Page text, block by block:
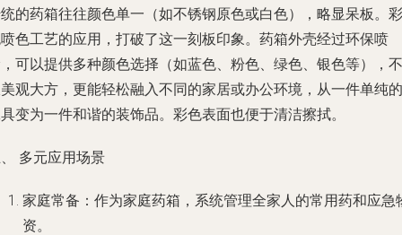
的药箱往往颜色单一（如不锈钢原色或白色），略显呆板。彩
色工艺的应用，打破了这一刻板印象。药箱外壳经过环保喷
可以提供多种颜色选择（如蓝色、粉色、绿色、银色等），不
观大方，更能轻松融入不同的家居或办公环境，从一件单纯的
变为一件和谐的装饰品。彩色表面也便于清洁擦拭。
多元应用场景
家庭常备 ：作为家庭药箱，系统管理全家人的常用药和应急
资。